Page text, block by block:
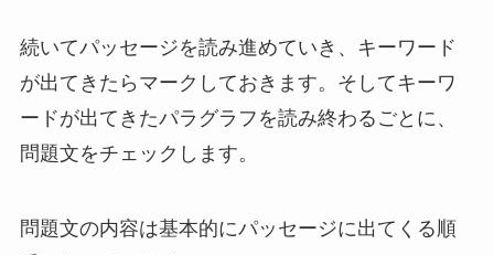
続いてパッセージを読み進めていき、キーワード
が出てきたらマークしておきます。そしてキーワ
ードが出てきたパラグラフを読み終わるごとに、
問題文をチェックします。
問題文の内容は基本的にパッセージに出てくる順